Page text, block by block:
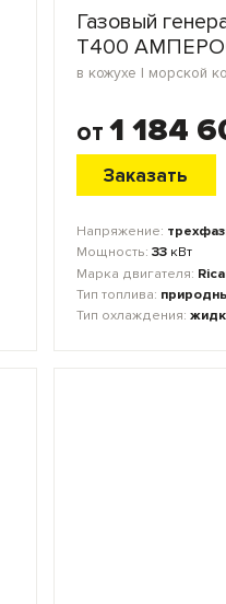
Газовый
Т400
от 1 184
Заказать
Напряжение:
Мощность: 33 кВт
Марка двигателя:
Тип топлива:
Тип охлаждения: